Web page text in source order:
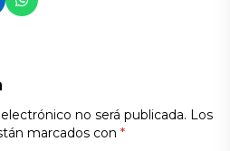
no será publicada. Los
marcados con *